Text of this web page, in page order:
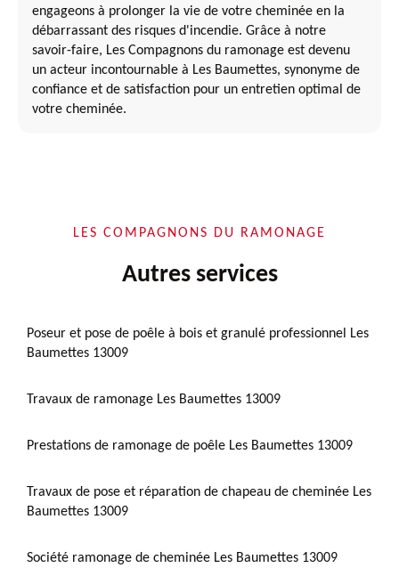
engageons à prolonger la vie de votre cheminée en la
débarrassant des risques d'incendie. Grâce à notre
savoir-faire, Les Compagnons du ramonage est devenu
un acteur incontournable à Les Baumettes, synonyme de
confiance et de satisfaction pour un entretien optimal de
votre cheminée.
LES COMPAGNONS DU RAMONAGE
Autres services
Poseur et pose de poêle à bois et granulé professionnel Les
Baumettes 13009
Travaux de ramonage Les Baumettes 13009
Prestations de ramonage de poêle Les Baumettes 13009
Travaux de pose et réparation de chapeau de cheminée Les
Baumettes 13009
Société ramonage de cheminée Les Baumettes 13009